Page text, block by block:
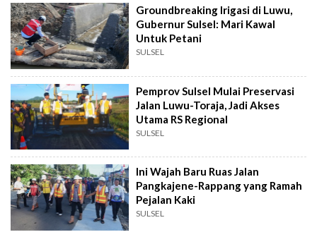
Groundbreaking Irigasi di Luwu,
Gubernur Sulsel: Mari Kawal
Untuk Petani
SULSEL
Pemprov Sulsel Mulai Preservasi
Jalan Luwu-Toraja, Jadi Akses
Utama RS Regional
SULSEL
Ini Wajah Baru Ruas Jalan
Pangkajene-Rappang yang Ramah
Pejalan Kaki
SULSEL